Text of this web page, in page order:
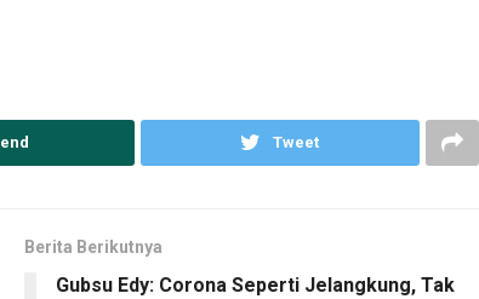
Tweet
Berita Berikutnya
Gubsu Edy: Corona Seperti Jelangkung, Tak